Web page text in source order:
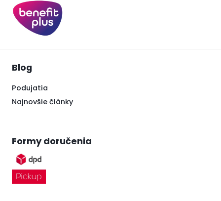
Blog
Podujatia
Najnovšie články
Formy doručenia